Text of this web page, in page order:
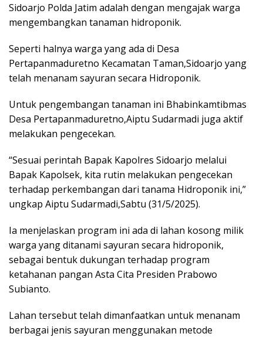
Sidoarjo Polda Jatim adalah dengan mengajak warga
mengembangkan tanaman hidroponik.
Seperti halnya warga yang ada di Desa
Pertapanmaduretno Kecamatan Taman,Sidoarjo yang
telah menanam sayuran secara Hidroponik.
Untuk pengembangan tanaman ini Bhabinkamtibmas
Desa Pertapanmaduretno,Aiptu Sudarmadi juga aktif
melakukan pengecekan.
“Sesuai perintah Bapak Kapolres Sidoarjo melalui
Bapak Kapolsek, kita rutin melakukan pengecekan
terhadap perkembangan dari tanama Hidroponik ini,”
ungkap Aiptu Sudarmadi,Sabtu (31/5/2025).
Ia menjelaskan program ini ada di lahan kosong milik
warga yang ditanami sayuran secara hidroponik,
sebagai bentuk dukungan terhadap program
ketahanan pangan Asta Cita Presiden Prabowo
Subianto.
Lahan tersebut telah dimanfaatkan untuk menanam
berbagai jenis sayuran menggunakan metode